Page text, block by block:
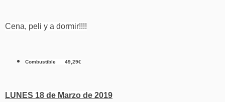
Cena, peli y a dormir!!!!
Combustible 49,29€
LUNES 18 de Marzo de 2019